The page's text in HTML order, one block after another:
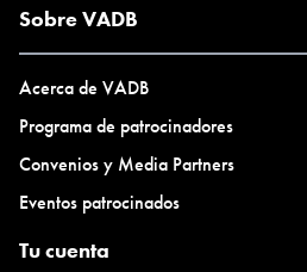
Sobre VADB
Acerca de VADB
Programa de patrocinadores
Convenios y Media Partners
Eventos patrocinados
Tu cuenta